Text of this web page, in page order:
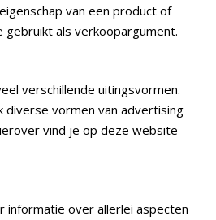
van een product of
gebruikt als verkoopargument.
verschillende uitingsvormen.
diverse vormen van advertising
vind je op deze website
informatie over allerlei aspecten